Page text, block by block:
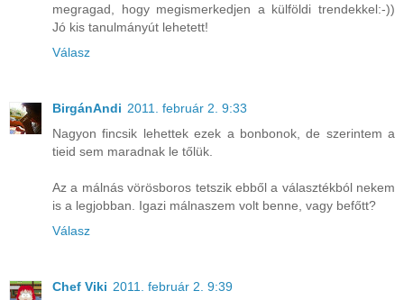
megragad, hogy megismerkedjen a külföldi trendekkel:-))
Jó kis tanulmányút lehetett!
Válasz
BirgánAndi 2011. február 2. 9:33
Nagyon fincsik lehettek ezek a bonbonok, de szerintem a
tieid sem maradnak le tőlük.
Az a málnás vörösboros tetszik ebből a választékból nekem
is a legjobban. Igazi málnaszem volt benne, vagy befőtt?
Válasz
Chef Viki 2011. február 2. 9:39